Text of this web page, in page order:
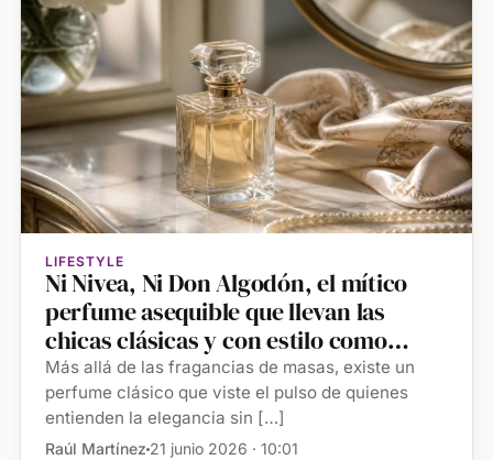
LIFESTYLE
Ni Nivea, Ni Don Algodón, el mítico
perfume asequible que llevan las
chicas clásicas y con estilo como
Teresa Urquijo
Más allá de las fragancias de masas, existe un
perfume clásico que viste el pulso de quienes
entienden la elegancia sin […]
Raúl Martínez 21 junio 2026 · 10:01